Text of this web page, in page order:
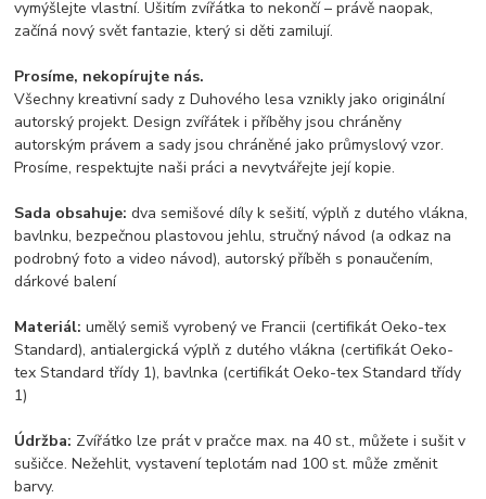
vymýšlejte vlastní. Ušitím zvířátka to nekončí – právě naopak,
začíná nový svět fantazie, který si děti zamilují.
Prosíme, nekopírujte nás.
Všechny kreativní sady z Duhového lesa vznikly jako originální
autorský projekt. Design zvířátek i příběhy jsou chráněny
autorským právem a sady jsou chráněné jako průmyslový vzor.
Prosíme, respektujte naši práci a nevytvářejte její kopie.
Sada obsahuje:dva semišové díly k sešití, výplň z dutého vlákna,
bavlnku, bezpečnou plastovou jehlu, stručný návod (a odkaz na
podrobný foto a video návod), autorský příběh s ponaučením,
dárkové balení
Materiál:umělý semiš vyrobený ve Francii (certifikát Oeko-tex
Standard), antialergická výplň z dutého vlákna (certifikát Oeko-
tex Standard třídy 1), bavlnka (certifikát Oeko-tex Standard třídy
1)
Údržba: Zvířátko lze prát v pračce max. na 40 st., můžete i sušit v
sušičce. Nežehlit, vystavení teplotám nad 100 st. může změnit
barvy.